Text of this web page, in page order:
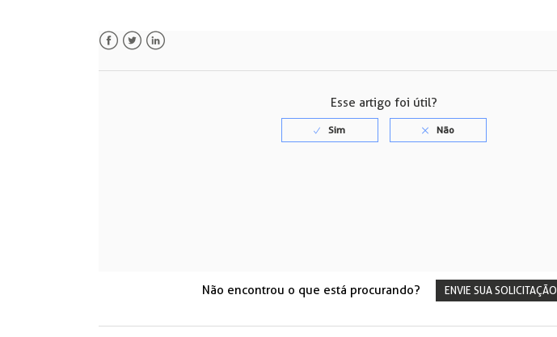
Esse artigo foi útil?
Não encontrou o que está procurando? ENVIE SUA SOLICITAÇÃO